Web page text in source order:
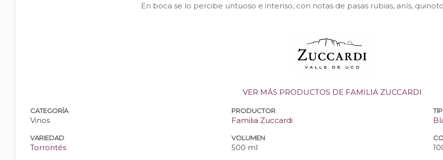
En boca se lo percibe untuoso e intenso, con notas de pasas rubias, anís,
VER MÁS PRODUCTOS DE FAMILIA ZUCCARDI
CATEGORÍA
Vinos
PRODUCTOR
Familia Zuccardi
VARIEDAD
Torrontés
VOLUMEN
500 ml